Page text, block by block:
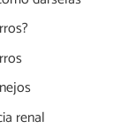
renal